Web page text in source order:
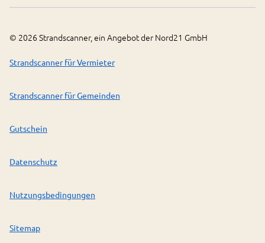
© 2026 Strandscanner, ein Angebot der Nord21 GmbH
Strandscanner für Vermieter
Strandscanner für Gemeinden
Gutschein
Datenschutz
Nutzungsbedingungen
Sitemap